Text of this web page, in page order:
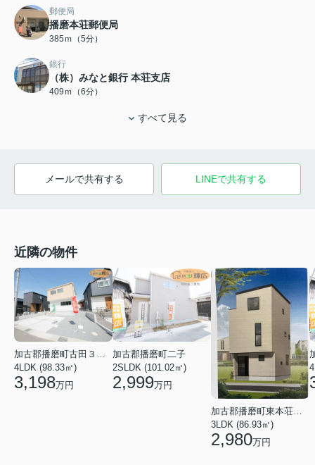
郵便局
播磨本荘郵便局
385ｍ（5分）
銀行
（株）みなと銀行 本荘支店
409ｍ（6分）
すべて見る
メールで共有する LINEで共有する
近隣の物件
4LDK (98.33㎡)
3,198万円
加古郡播磨町二子
2SLDK (101.02㎡)
2,999万円
加古郡播磨町東本荘３丁目
3LDK (86.93㎡)
2,980万円